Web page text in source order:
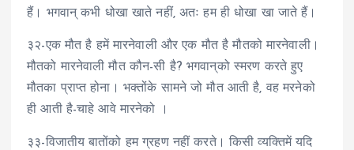
हैं। भगवान् कभी धोखा खाते नहीं, अतः हम ही धोखा खा जाते हैं।
३२-एक मौत है हमें मारनेवाली और एक मौत है मौतको मारनेवाली।
मौतको मारनेवाली मौत कौन-सी है? भगवान्‌को स्मरण करते हुए
मौतका प्राप्त होना। भक्तोंके सामने जो मौत आती है, वह मरनेको
ही आती है-चाहे आवे मारनेको ।
३३-विजातीय बातोंको हम ग्रहण नहीं करते। किसी व्यक्तिमें यदि